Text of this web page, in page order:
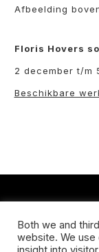
Afbeelding
Floris Hovers
2 december t/m
Beschikbare
Koningsveldestraat
Both we and
website. We